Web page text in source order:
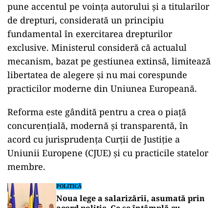
pune accentul pe voința autorului și a titularilor
de drepturi, considerată un principiu
fundamental în exercitarea drepturilor
exclusive. Ministerul consideră că actualul
mecanism, bazat pe gestiunea extinsă, limitează
libertatea de alegere și nu mai corespunde
practicilor moderne din Uniunea Europeană.
Reforma este gândită pentru a crea o piață
concurențială, modernă și transparentă, în
acord cu jurisprudența Curții de Justiție a
Uniunii Europene (CJUE) și cu practicile statelor
membre.
POLITICĂ
Noua lege a salarizării, asumată prin